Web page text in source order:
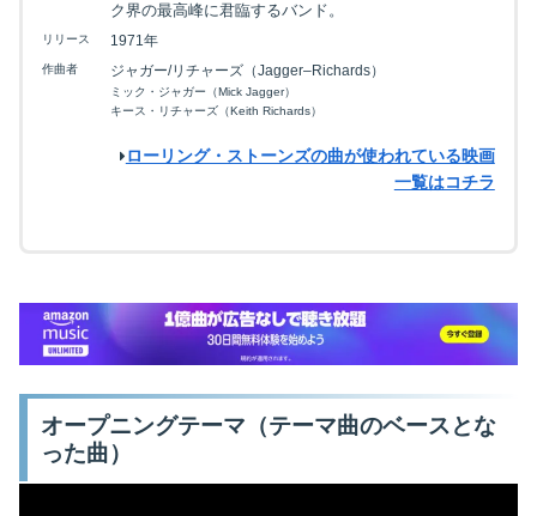
ク界の最高峰に君臨するバンド。
リリース 1971年
作曲者 ジャガー/リチャーズ（Jagger–Richards）
ミック・ジャガー（Mick Jagger）
キース・リチャーズ（Keith Richards）
ローリング・ストーンズの曲が使われている映画
一覧はコチラ
オープニングテーマ（テーマ曲のベースとな
った曲）